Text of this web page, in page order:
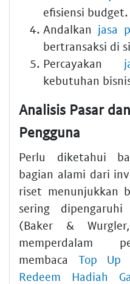
efisiensi budget.
Andalkan jasa
bertransaksi di
Percayakan
kebutuhan
Analisis Pasar
Pengguna
Perlu diketahui
bagian alami dari
riset menunjukkan
sering
(Baker &
memperdalam
membaca Top Up
Redeem Hadiah